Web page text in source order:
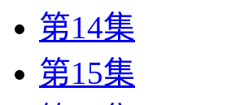
第14集
第15集